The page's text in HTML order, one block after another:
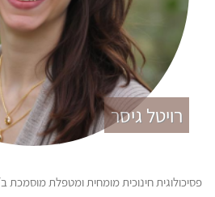
רויטל גיסר
פסיכולוגית חינוכית מומחית ומטפלת מוסמכת בCBT